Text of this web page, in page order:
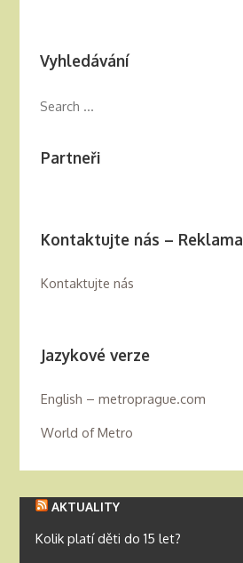
Vyhledávání
Partneři
Kontaktujte nás – Reklama
Kontaktujte nás
Jazykové verze
English – metroprague.com
World of Metro
AKTUALITY
Kolik platí děti do 15 let?